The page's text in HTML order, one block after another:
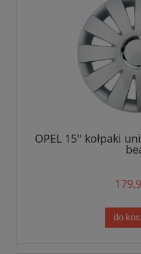
OPEL 15'' kołpaki
do